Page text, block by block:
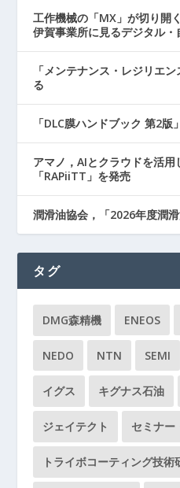
工作機械の「MX」が切り開
伊賀事業所に見るデジタル
「メンテナンス・レジリエ
る
「DLC膜ハンドブック 第2
アマノ，AIとクラウドを活
「RAPiiTT」を発売
潤滑油協会，「2026年度潤
タグ
DMG森精機 ENEOS
NEDO NTN SEMI
イグス キグナス石油
ジェイテクト セミナー
トライボコーティング技術